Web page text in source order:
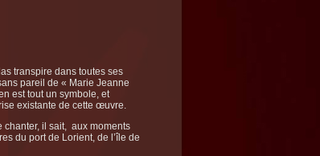
transpire dans toutes ses
pareil de « Marie Jeanne
est tout un symbole, et
existante de cette œuvre.
chanter, il sait, aux moments
du port de Lorient, de l’île de